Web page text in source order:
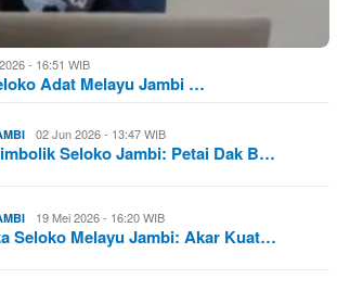
- 16:51 WIB
Adat Melayu Jambi …
02 Jun 2026 - 13:47 WIB
Seloko Jambi: Petai Dak B…
19 Mei 2026 - 16:20 WIB
Seloko Melayu Jambi: Akar Kuat…